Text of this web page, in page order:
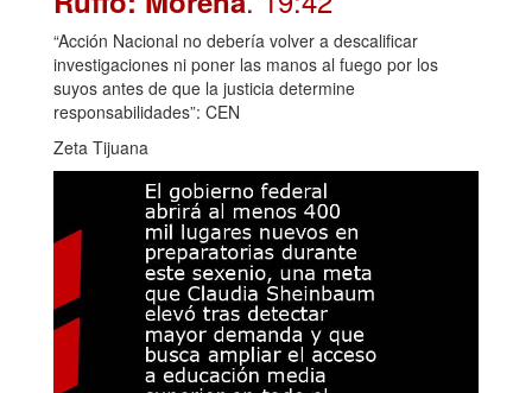
“Acción Nacional no debería volver a descalificar
investigaciones ni poner las manos al fuego por los
suyos antes de que la justicia determine
responsabilidades”: CEN
Zeta Tijuana